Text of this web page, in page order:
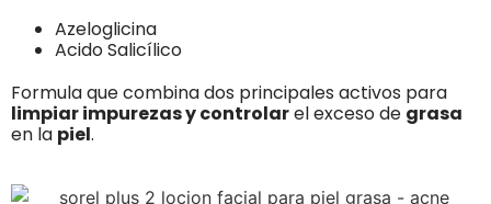
Azeloglicina
Acido Salicílico
Formula que combina dos principales activos para
limpiar impurezas y controlarel exceso de grasa
en la piel.